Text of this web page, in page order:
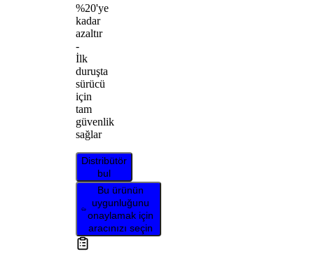
%20'ye
kadar
azaltır
-
İlk
duruşta
sürücü
için
tam
güvenlik
sağlar
Distribütör
bul
Bu ürünün
uygunluğunu
onaylamak için
aracınızı seçin